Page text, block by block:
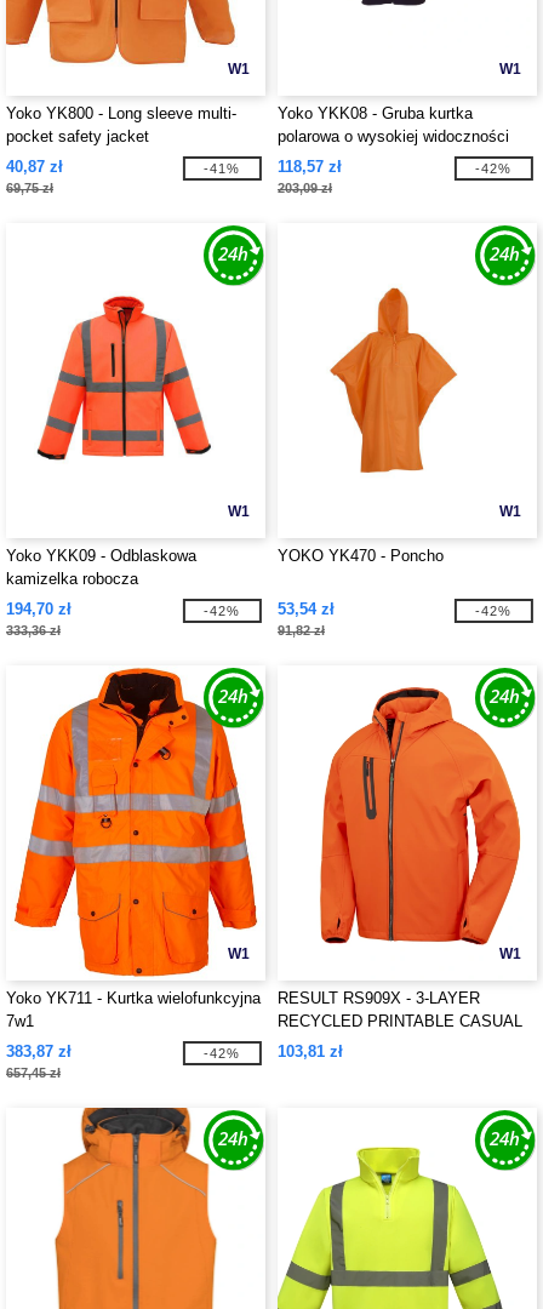
W1
Yoko YK800 - Long sleeve multi-
pocket safety jacket
40,87 zł
69,75 zł
-41%
W1
Yoko YKK08 - Gruba kurtka
polarowa o wysokiej widoczności
118,57 zł
203,09 zł
-42%
W1
Yoko YKK09 - Odblaskowa
kamizelka robocza
194,70 zł
333,36 zł
-42%
W1
YOKO YK470 - Poncho
53,54 zł
91,82 zł
-42%
W1
Yoko YK711 - Kurtka wielofunkcyjna
7w1
383,87 zł
657,45 zł
-42%
W1
RESULT RS909X - 3-LAYER
RECYCLED PRINTABLE CASUAL
HOODED SOFTSHELL
103,81 zł